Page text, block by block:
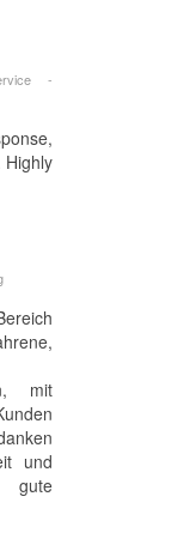
-
Highly
mit
und
gute